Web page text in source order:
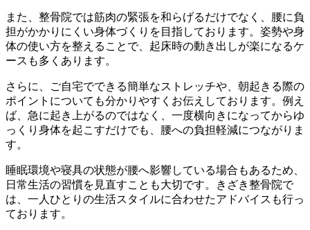
また、整骨院では筋肉の緊張を和らげるだけでなく、腰に負
担がかかりにくい身体づくりを目指しております。姿勢や身
体の使い方を整えることで、起床時の動き出しが楽になるケ
ースも多くあります。
さらに、ご自宅でできる簡単なストレッチや、朝起きる際の
ポイントについても分かりやすくお伝えしております。例え
ば、急に起き上がるのではなく、一度横向きになってからゆ
っくり身体を起こすだけでも、腰への負担軽減につながりま
す。
睡眠環境や寝具の状態が腰へ影響している場合もあるため、
日常生活の習慣を見直すことも大切です。きざき整骨院で
は、一人ひとりの生活スタイルに合わせたアドバイスも行っ
ております。